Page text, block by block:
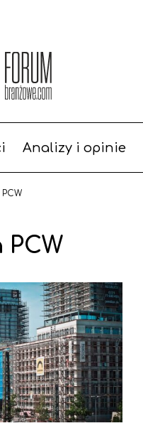
Analizy i opinie